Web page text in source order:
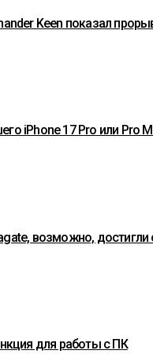
Keen показал
iPhone 17 Pro или Pro
возможно,
для работы с ПК